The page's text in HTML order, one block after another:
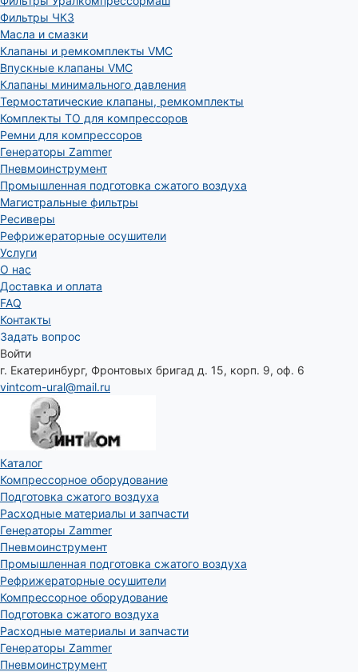
Фильтры ЧКЗ
Масла и смазки
Клапаны и ремкомплекты VMC
Впускные клапаны VMC
Клапаны минимального давления
Термостатические клапаны, ремкомплекты
Комплекты ТО для компрессоров
Ремни для компрессоров
Генераторы Zammer
Пневмоинструмент
Промышленная подготовка сжатого воздуха
Магистральные фильтры
Ресиверы
Рефрижераторные осушители
Услуги
О нас
Доставка и оплата
FAQ
Контакты
Задать вопрос
Войти
г. Екатеринбург, Фронтовых бригад д. 15, корп. 9, оф. 6
vintcom-ural@mail.ru
Каталог
Компрессорное оборудование
Подготовка сжатого воздуха
Расходные материалы и запчасти
Генераторы Zammer
Пневмоинструмент
Промышленная подготовка сжатого воздуха
Рефрижераторные осушители
Компрессорное оборудование
Подготовка сжатого воздуха
Расходные материалы и запчасти
Генераторы Zammer
Пневмоинструмент